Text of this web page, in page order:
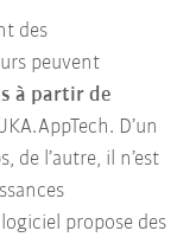
des
peuvent
à partir de
D’un
de l’autre, il n’est
propose des